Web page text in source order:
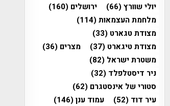
יולי שוורץ(66) ירושלים (160)
מלחמת העצמאות(114)
מצודת טגארט (33)
מצודת טיגארט (37) מצרים (36)
משטרת ישראל (82)
ניר דיסטלפלד (32)
סטורי של אינסטגרם (62)
עיר דוד (52) עמוד ענן(146)